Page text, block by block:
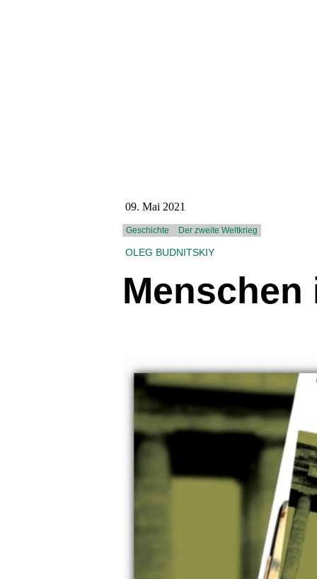
09. Mai 2021
Geschichte Der zweite Weltkrieg
OLEG BUDNITSKIY
Menschen